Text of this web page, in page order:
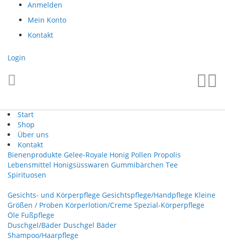
Direkt
Inhalt
Anmelden
Mein Konto
Kontakt
Login
Start
Shop
Über uns
Kontakt
Bienenprodukte Gelee-Royale Honig Pollen Propolis
Lebensmittel Honigsüsswaren Gummibärchen Tee
Spirituosen
Gesichts- und Körperpflege Gesichtspflege/Handpflege Kleine
Größen / Proben Körperlotion/Creme Spezial-Körperpflege
Öle Fußpflege
Duschgel/Bäder Duschgel Bäder
Shampoo/Haarpflege